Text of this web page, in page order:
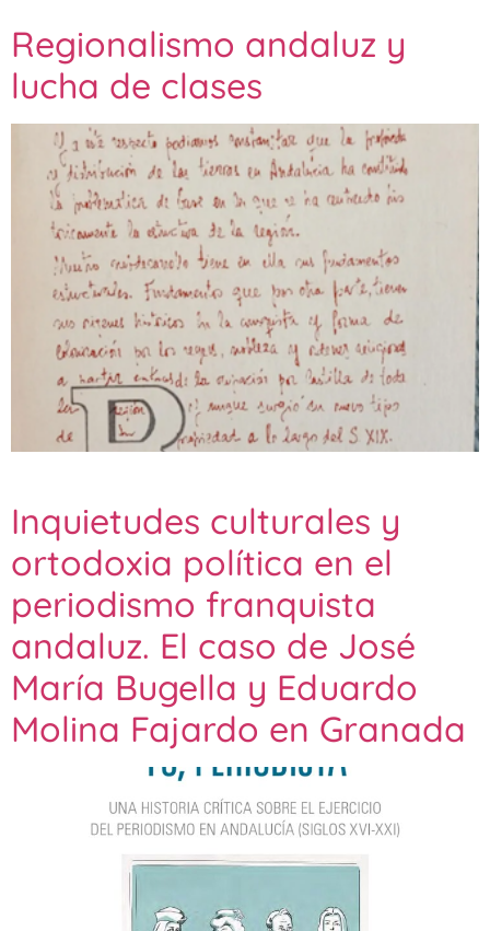
Regionalismo andaluz y
lucha de clases
Inquietudes culturales y
ortodoxia política en el
periodismo franquista
andaluz. El caso de José
María Bugella y Eduardo
Molina Fajardo en Granada